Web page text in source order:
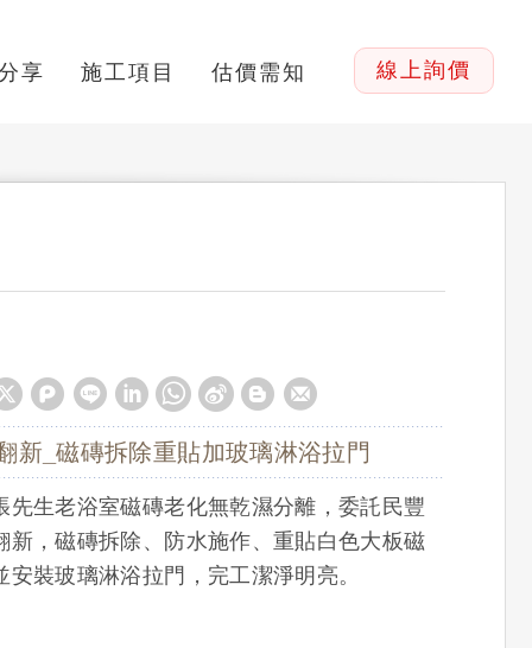
享 施工項目 估價需知 線上詢價
新_磁磚拆除重貼加玻璃淋浴拉門
先生老浴室磁磚老化無乾濕分離，委託民豐
新，磁磚拆除、防水施作、重貼白色大板磁
安裝玻璃淋浴拉門，完工潔淨明亮。